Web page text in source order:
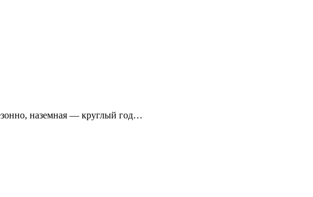
наземная — круглый год…